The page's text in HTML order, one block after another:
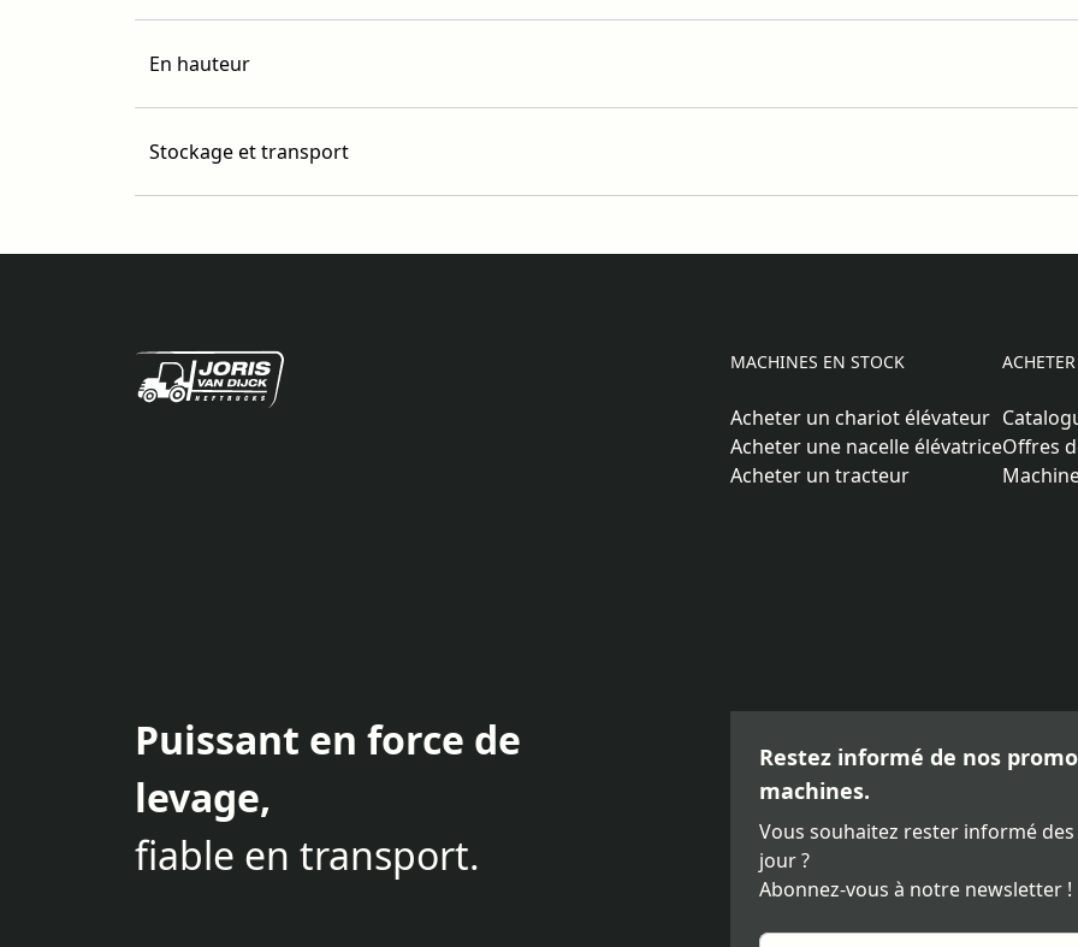
En hauteur
Stockage et transport
MACHINES EN STOCK
Acheter un chariot élévateur
Acheter une nacelle élévatrice
Acheter un tracteur
ACHETER
Offres
Puissant en force de
levage,
fiable en transport.
Restez informé de nos
machines.
Vous souhaitez rester informé
jour ?
Abonnez-vous à notre newsletter !